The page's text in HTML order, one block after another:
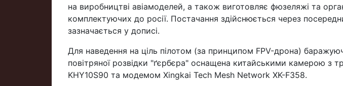
на виробництві авіамоделей, а також виготовляє фюзеляжі та
комплектуючих до росії. Постачання здійснюється через
зазначається у дописі.
Для наведення на ціль пілотом (за принципом FPV-дрона)
повітряної розвідки "ґєрбєра" оснащена китайськими камерою з
KHY10S90 та модемом Xingkai Tech Mesh Network XK-F358.